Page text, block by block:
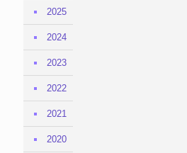
2025
2024
2023
2022
2021
2020